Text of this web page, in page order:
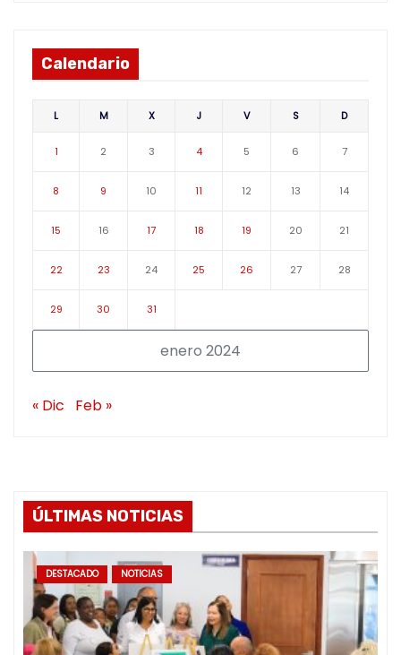
Calendario
enero 2024
L M X J V S D
1 2 3 4 5 6 7
8 9 10 11 12 13 14
15 16 17 18 19 20 21
22 23 24 25 26 27 28
29 30 31
« Dic Feb »
ÚLTIMAS NOTICIAS
DESTACADO NOTICIAS